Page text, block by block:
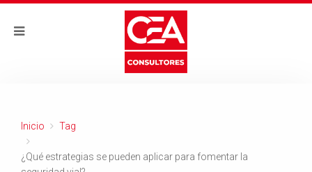
Inicio Tag
¿Qué estrategias se pueden aplicar para fomentar la